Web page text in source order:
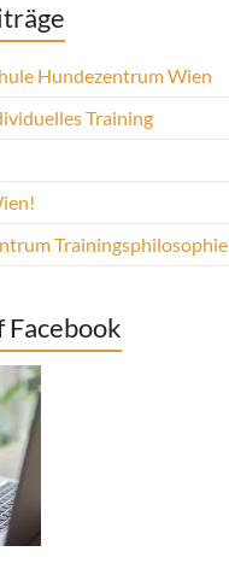
Hundezentrum Wien
Training
Trainingsphilosophie
Facebook